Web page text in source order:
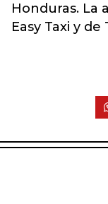
Honduras. La
Easy Taxi y de